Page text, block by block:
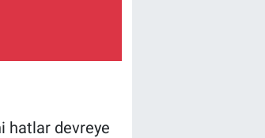
hatlar devreye